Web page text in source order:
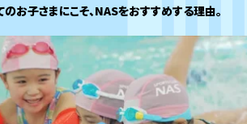
お子さまにこそ、NASをおすすめする理由。